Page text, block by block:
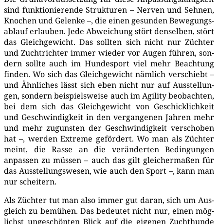
sind funk­tio­nie­ren­de Struk­tu­ren – Ner­ven und Seh­nen,
Kno­chen und Gelen­ke –, die einen gesun­den Bewe­gungs­
ab­lauf erlau­ben. Jede Abwei­chung stört den­sel­ben, stört
das Gleich­ge­wicht. Das soll­ten sich nicht nur Züch­ter
und Zucht­rich­ter immer wie­der vor Augen füh­ren, son­
dern soll­te auch im Hun­de­sport viel mehr Beach­tung
fin­den. Wo sich das Gleich­ge­wicht näm­lich ver­schiebt –
und Ähn­li­ches lässt sich eben nicht nur auf Aus­stel­lun­
gen, son­dern bei­spiels­wei­se auch im Agi­li­ty beob­ach­ten,
bei dem sich das Gleich­ge­wicht von Geschick­lich­keit
und Geschwin­dig­keit in den ver­gan­ge­nen Jah­ren mehr
und mehr zuguns­ten der Geschwin­dig­keit ver­scho­ben
hat –, wer­den Extre­me geför­dert. Wo man als Züch­ter
meint, die Ras­se an die ver­än­der­ten Bedin­gun­gen
anpas­sen zu müs­sen – auch das gilt glei­cher­ma­ßen für
das Aus­stel­lungs­we­sen, wie auch den Sport –, kann man
nur schei­tern.
Als Züch­ter tut man also immer gut dar­an, sich um Aus­
gleich zu bemü­hen. Das bedeu­tet nicht nur, einen mög­
lichst unge­schön­ten Blick auf die eige­nen Zucht­hun­de